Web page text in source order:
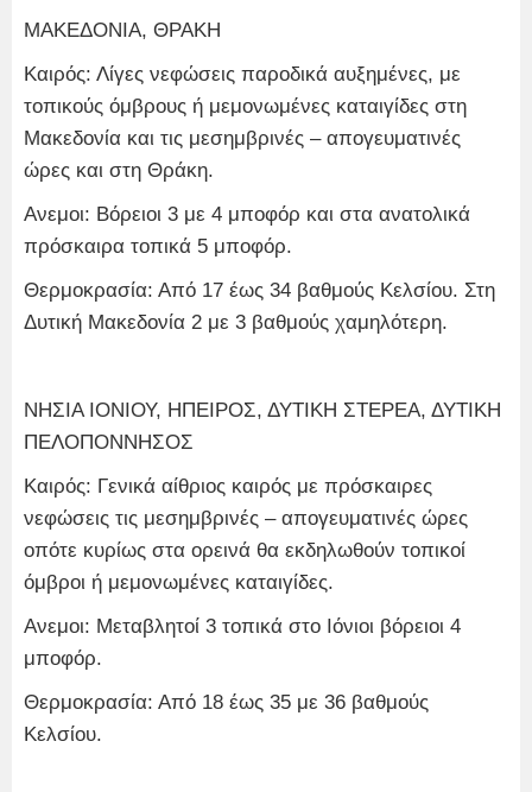
ΜΑΚΕΔΟΝΙΑ, ΘΡΑΚΗ
Καιρός: Λίγες νεφώσεις παροδικά αυξημένες, με
τοπικούς όμβρους ή μεμονωμένες καταιγίδες στη
Μακεδονία και τις μεσημβρινές – απογευματινές
ώρες και στη Θράκη.
Ανεμοι: Βόρειοι 3 με 4 μποφόρ και στα ανατολικά
πρόσκαιρα τοπικά 5 μποφόρ.
Θερμοκρασία: Από 17 έως 34 βαθμούς Κελσίου. Στη
Δυτική Μακεδονία 2 με 3 βαθμούς χαμηλότερη.
ΝΗΣΙΑ ΙΟΝΙΟΥ, ΗΠΕΙΡΟΣ, ΔΥΤΙΚΗ ΣΤΕΡΕΑ, ΔΥΤΙΚΗ
ΠΕΛΟΠΟΝΝΗΣΟΣ
Καιρός: Γενικά αίθριος καιρός με πρόσκαιρες
νεφώσεις τις μεσημβρινές – απογευματινές ώρες
οπότε κυρίως στα ορεινά θα εκδηλωθούν τοπικοί
όμβροι ή μεμονωμένες καταιγίδες.
Ανεμοι: Μεταβλητοί 3 τοπικά στο Ιόνιοι βόρειοι 4
μποφόρ.
Θερμοκρασία: Από 18 έως 35 με 36 βαθμούς
Κελσίου.